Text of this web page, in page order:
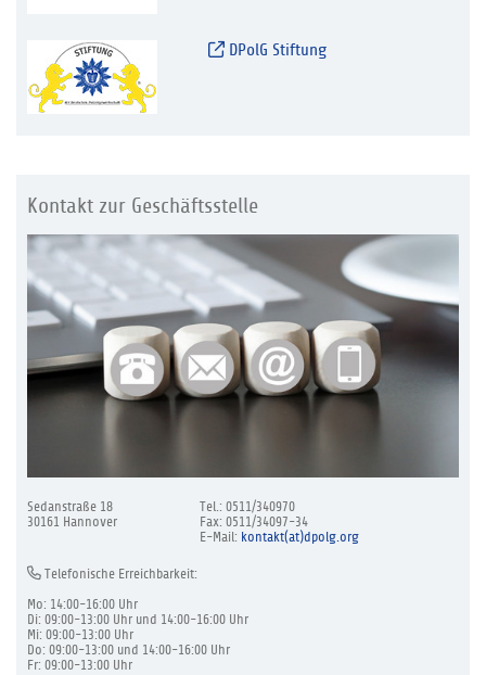
DPolG Stiftung
Kontakt zur Geschäftsstelle
Sedanstraße 18
30161 Hannover
Tel.: 0511/340970
Fax: 0511/34097-34
E-Mail: kontakt(at)dpolg.org
Telefonische Erreichbarkeit:
Mo: 14:00-16:00 Uhr
Di: 09:00-13:00 Uhr und 14:00-16:00 Uhr
Mi: 09:00-13:00 Uhr
Do: 09:00-13:00 und 14:00-16:00 Uhr
Fr: 09:00-13:00 Uhr